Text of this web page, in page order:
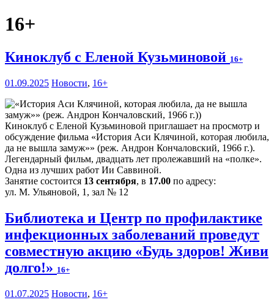
16+
Киноклуб с Еленой Кузьминовой 16+
01.09.2025 Новости, 16+
Киноклуб с Еленой Кузьминовой приглашает на просмотр и
обсуждение фильма «История Аси Клячиной, которая любила,
да не вышла замуж»» (реж. Андрон Кончаловский, 1966 г.).
Легендарный фильм, двадцать лет пролежавший на «полке».
Одна из лучших работ Ии Саввиной.
Занятие состоится 13 сентября, в 17.00 по адресу:
ул. М. Ульяновой, 1, зал № 12
Библиотека и Центр по профилактике
инфекционных заболеваний проведут
совместную акцию «Будь здоров! Живи
долго!» 16+
01.07.2025 Новости, 16+